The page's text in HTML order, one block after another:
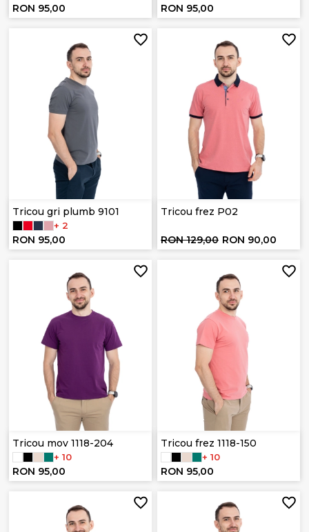
RON 95,00 RON 95,00
Tricou gri plumb 9101
+ 2
RON 95,00
Tricou frez P02
RON 129,00 RON 90,00
Tricou mov 1118-204
+ 10
RON 95,00
Tricou frez 1118-150
+ 10
RON 95,00